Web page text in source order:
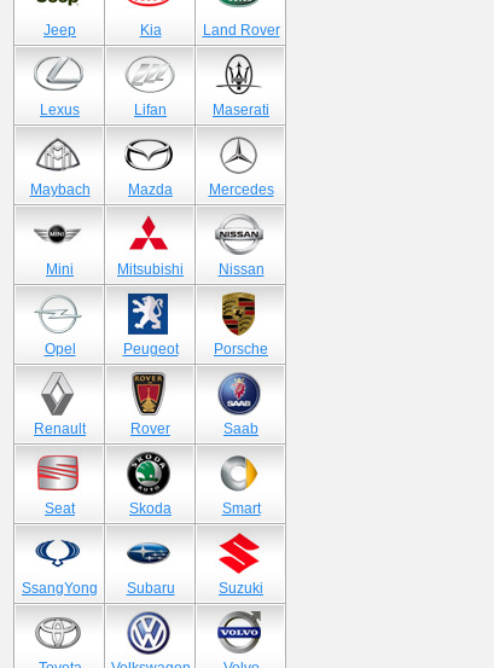
Jeep Kia Land Rover
Lexus Lifan Maserati
Maybach Mazda Mercedes
Mini Mitsubishi Nissan
Opel Peugeot Porsche
Renault Rover Saab
Seat Skoda Smart
SsangYong Subaru Suzuki